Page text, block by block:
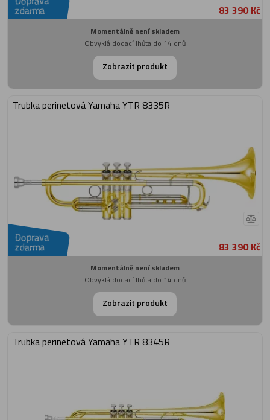
zdarma 83 390 Kč
Momentálně není skladem
Obvyklá dodací lhůta do 14 dnů
Zobrazit produkt
Trubka perinetová Yamaha YTR 8335R
Doprava
zdarma 83 390 Kč
Momentálně není skladem
Obvyklá dodací lhůta do 14 dnů
Zobrazit produkt
Trubka perinetová Yamaha YTR 8345R